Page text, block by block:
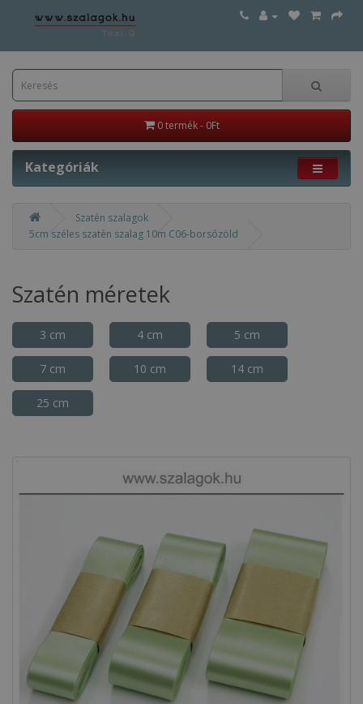
0 termék - 0Ft
Kategóriák
Szatén szalagok
5cm széles szatén szalag 10m C06-borsózöld
Szatén méretek
3 cm 4 cm 5 cm
7 cm 10 cm 14 cm
25 cm